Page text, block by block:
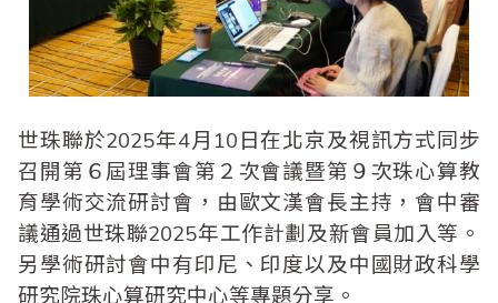
世珠聯於2025年4月10日在北京及視訊方式同步
召開第６屆理事會第２次會議暨第９次珠心算教
育學術交流研討會，由歐文漢會長主持，會中審
議通過世珠聯2025年工作計劃及新會員加入等。
另學術研討會中有印尼、印度以及中國財政科學
研究院珠心算研究中心等專題分享。